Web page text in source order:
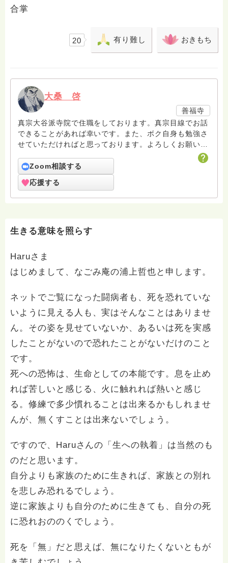
合掌
20 有り難し おきもち
大桑 啓
善福寺
真宗大谷派寺院で住職をしております。真宗目線でお話
できることがあれば幸いです。また、ボク自身も勉強さ
せていただければと思っております。よろしくお願いし
Zoom相談する
応援する
生きる意味を照らす
Haruさま
はじめまして、なごみ庵の浦上哲也と申します。
ネットでご覧になった闘病者も、死を恐れていな
いように見える人も、実はそんなことはありませ
ん。その姿を見せていないか、あるいは死を実感
したことがないので恐れたことがないだけのこと
です。
死への恐怖は、生命としての本能です。息を止め
れば苦しいと感じる、火に触れれば熱いと感じ
る。修練で多少慣れることは出来るかもしれませ
んが、無くすことは出来ないでしょう。
ですので、Haruさんの「生への執着」は当然のも
のだと思います。
自分よりも家族のために生きれば、家族との別れ
を悲しみ恐れるでしょう。
逆に家族よりも自分のために生きても、自分の死
に恐れおののくでしょう。
死を「無」だと思えば、無になりたくないともが